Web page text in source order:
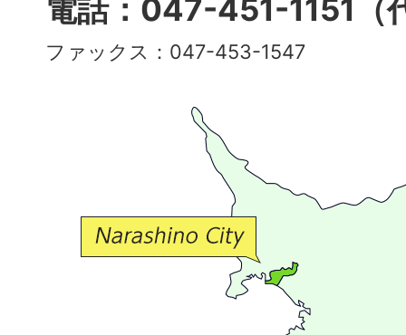
彩
で
電話：047-451-1151（
ファックス：047-453-1547